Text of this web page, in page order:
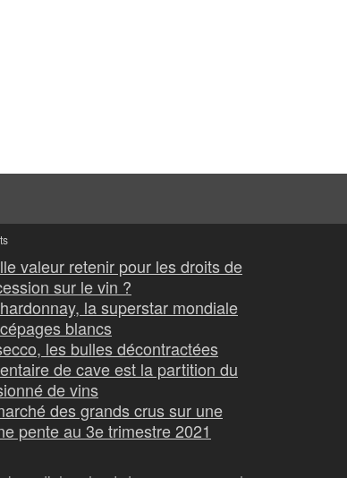
valeur retenir pour les droits de
sur le vin ?
la superstar mondiale
blancs
les bulles décontractées
de cave est la partition du
de vins
des grands crus sur une
pente au 3e trimestre 2021